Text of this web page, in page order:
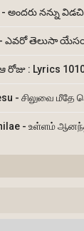
అందరు నన్ను
- ఎవరో తెలుసా
రోజు : Lyrics
- சிலுவை
- உள்ளம்